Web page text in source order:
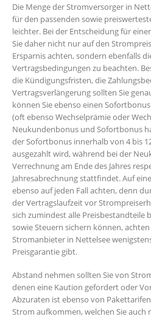
Die Menge der Stromversorger in
für den passenden sowie
leichter. Bei der Entscheidung für
Sie daher nicht nur auf den
Ersparnis achten, sondern ebenfalls
Vertragsbedingungen zu beachten.
die Kündigungsfristen, die
Vertragsverlängerung sollten Sie
können Sie ebenso einen
(oft ebenso Wechselprämie oder
Neukundenbonus und Sofortbonus
der Sofortbonus innerhalb von 4 bis
ausgezahlt wird, während bei der
Verrechnung am Ende des Jahres
Jahresabrechnung stattfindet. Auf
ebenso auf jeden Fall achten, denn
der Vertragslaufzeit vor
sich zumindest alle Preisbestandteile
sowie Steuern sichern können,
Stromanbieter in Nettelsee
Preisgarantie gibt.
Abstand nehmen sollten Sie von
denen eine Kaution gefordert oder
Abzuraten ist ebenso von
Strom aufkommen, welchen Sie auch